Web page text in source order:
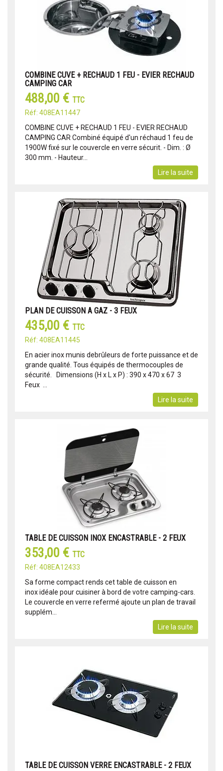
COMBINE CUVE + RECHAUD 1 FEU - EVIER RECHAUD
CAMPING CAR
488,00 € TTC
Réf: 408EA11447
COMBINE CUVE + RECHAUD 1 FEU - EVIER RECHAUD
CAMPING CAR Combiné équipé d'un réchaud 1 feu de
1900W fixé sur le couvercle en verre sécurit. - Dim. : Ø
300 mm. - Hauteur...
Lire la suite
PLAN DE CUISSON A GAZ - 3 FEUX
435,00 € TTC
Réf: 408EA11445
En acier inox munis debrûleurs de forte puissance et de
grande qualité. Tous équipés de thermocouples de
sécurité. Dimensions (H x L x P) : 390 x 470 x 67 3
Feux ...
Lire la suite
TABLE DE CUISSON INOX ENCASTRABLE - 2 FEUX
353,00 € TTC
Réf: 408EA12433
Sa forme compact rends cet table de cuisson en
inox idéale pour cuisiner à bord de votre camping-cars.
Le couvercle en verre refermé ajoute un plan de travail
supplém...
Lire la suite
TABLE DE CUISSON VERRE ENCASTRABLE - 2 FEUX